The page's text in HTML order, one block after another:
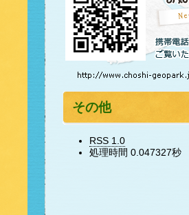
その他
RSS 1.0
処理時間 0.047327秒